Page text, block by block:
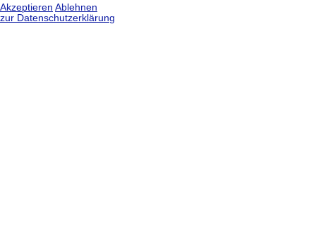
Akzeptieren Ablehnen
zur Datenschutzerklärung